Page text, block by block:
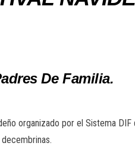
De Familia.
organizado por el Sistema DIF